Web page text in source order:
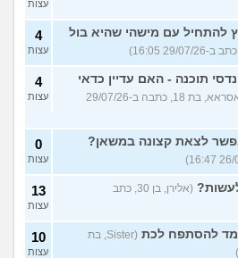
עצות
להתחיל עם מישהי שהיא בול
4
עצות
תוכנה - האם עדיין כדאי
(אסראא, בת 18, כתבה ב-29/07/26
4
עצות
לצאת קצונה במשאן? 0
עצות
(אלירן, בן 30, כתב
13
עצות
להסתפח לכת
(Sister, בת
10
עצות